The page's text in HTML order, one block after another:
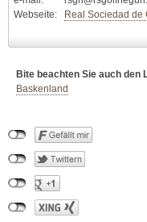
Webseite:
Real Sociedad de
Bite beachten Sie auch den
Baskenland